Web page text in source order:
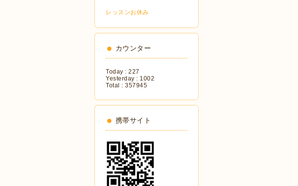
レッスンお休み
カウンター
Today : 227
Yesterday : 1002
Total : 357945
携帯サイト